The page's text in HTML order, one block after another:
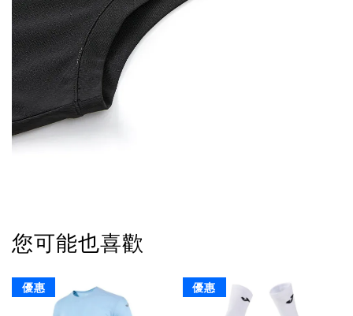
您可能也喜歡
優惠 優惠